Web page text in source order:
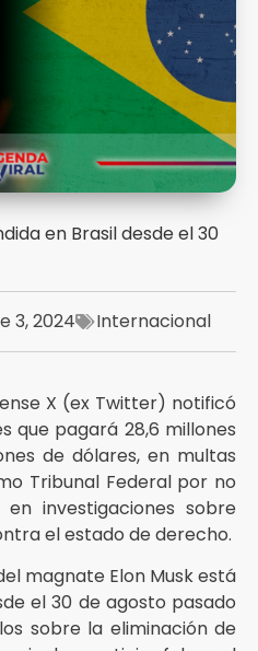
en Brasil desde el 30
3, 2024 Internacional
X (ex Twitter) notificó
que pagará 28,6 millones
de dólares, en multas
Tribunal Federal por no
investigaciones sobre
el estado de derecho.
magnate Elon Musk está
el 30 de agosto pasado
sobre la eliminación de